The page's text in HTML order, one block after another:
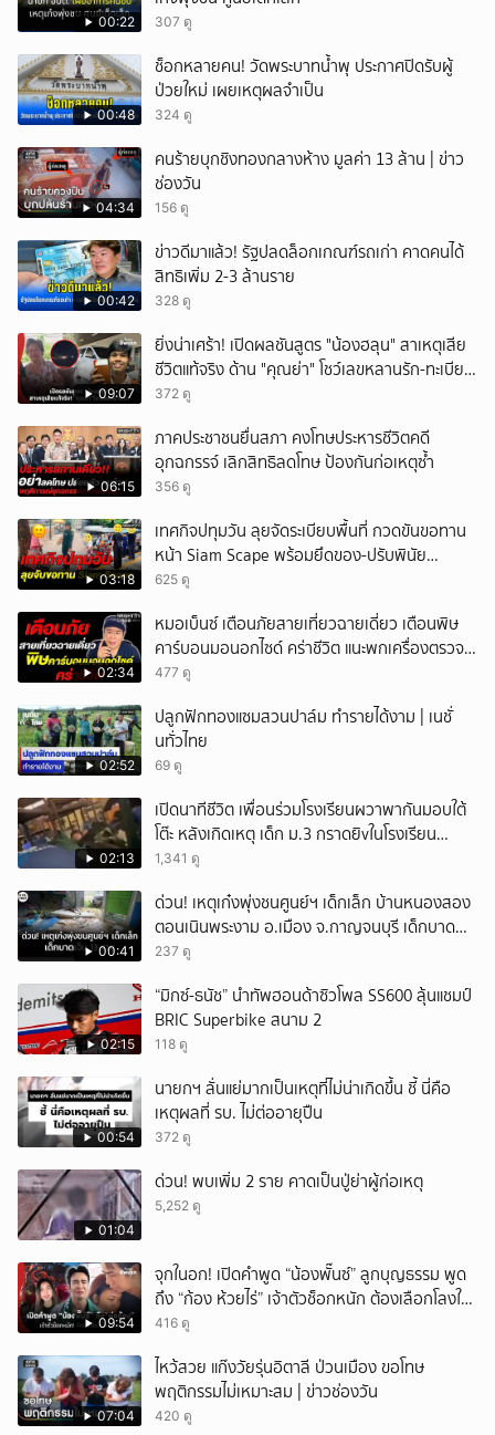
00:22 307 ดู
00:48
ช็อกหลายคน! วัดพระบาทน้ำพุ ประกาศปิดรับผู้
ป่วยใหม่ เผยเหตุผลจำเป็น
324 ดู
04:34
คนร้ายบุกชิงทองกลางห้าง มูลค่า 13 ล้าน | ข่าว
ช่องวัน
156 ดู
00:42
ข่าวดีมาแล้ว! รัฐปลดล็อกเกณฑ์รถเก่า คาดคนได้
สิทธิเพิ่ม 2-3 ล้านราย
328 ดู
09:07
ยิ่งน่าเศร้า! เปิดผลชันสูตร "น้องฮลุน" สาเหตุเสีย
ชีวิตแท้จริง ด้าน "คุณย่า" โชว์เลขหลานรัก-ทะเบียน
รถเคลื่อนร่าง!
372 ดู
06:15
ภาคประชาชนยื่นสภา คงโทษประหารชีวิตคดี
อุกฉกรรจ์ เลิกสิทธิลดโทษ ป้องกันก่อเหตุซ้ำ
356 ดู
03:18
เทศกิจปทุมวัน ลุยจัดระเบียบพื้นที่ กวดขันขอทาน
หน้า Siam Scape พร้อมยึดของ-ปรับพินัย
แผงลอย
625 ดู
02:34
หมอเบ็นซ์ เตือนภัยสายเที่ยวฉายเดี่ยว เตือนพิษ
คาร์บอนมอนอกไซด์ คร่าชีวิต แนะพกเครื่องตรวจ
วัดติดตัว
477 ดู
02:52
ปลูกฟักทองแซมสวนปาล์ม ทำรายได้งาม | เนชั่
นทั่วไทย
69 ดู
02:13
เปิดนาทีชีวิต เพื่อนร่วมโรงเรียนผวาพากันมอบใต้
โต๊ะ หลังเกิดเหตุ เด็ก ม.3 กราดยิvในโรงเรียน
เทพศิรินทร์นนท์ แบบไม่เลือกหน้า เสียงปืนดังสนั่น
1,341 ดู
00:41
ด่วน! เหตุเก๋งพุ่งชนศูนย์ฯ เด็กเล็ก บ้านหนองสอง
ตอนเนินพระงาม อ.เมือง จ.กาญจนบุรี เด็กบาด
เจ็บ 13 ราย
237 ดู
02:15
“มิกซ์-ธนัช” นำทัพฮอนด้าซิวโพล SS600 ลุ้นแชมป์
BRIC Superbike สนาม 2
118 ดู
00:54
นายกฯ ลั่นแย่มากเป็นเหตุที่ไม่น่าเกิดขึ้น ชี้ นี่คือ
เหตุผลที่ รบ. ไม่ต่ออายุปืน
372 ดู
01:04
ด่วน! พบเพิ่ม 2 ราย คาดเป็นปู่ย่าผู้ก่อเหตุ
5,252 ดู
09:54
จุกในอก! เปิดคำพูด “น้องพั๊นซ์” ลูกบุญธรรม พูด
ถึง “ก้อง ห้วยไร่” เจ้าตัวช็อกหนัก ต้องเลือกโลงให้
ลูก!
416 ดู
07:04
ไหว้สวย แก๊งวัยรุ่นอิตาลี ป่วนเมือง ขอโทษ
พฤติกรรมไม่เหมาะสม | ข่าวช่องวัน
420 ดู
ยกเลิก